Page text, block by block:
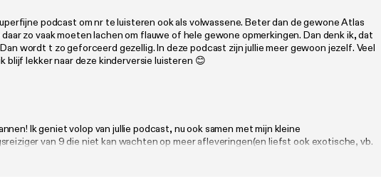
vliegtuig, in eigen land of ver weg, veel kinderen gaan er op uit. Ga jij
een ander land, of wil je er meer over weten? Luister dan de
De Kleinste Podcastlas, exclusief op Podimo.
podcast om nr te luisteren ook als volwassene. Beter dan de gewone Atlas
daar zo vaak moeten lachen om flauwe of hele gewone opmerkingen. Dan denk ik, dat
wordt t zo geforceerd gezellig. In deze podcast zijn jullie meer gewoon jezelf. Veel
blijf lekker naar deze kinderversie luisteren 😊
Ik geniet volop van jullie podcast, nu ook samen met mijn kleine
van 9 die niet kan wachten op meer afleveringen(en liefst ook exotische, vb.